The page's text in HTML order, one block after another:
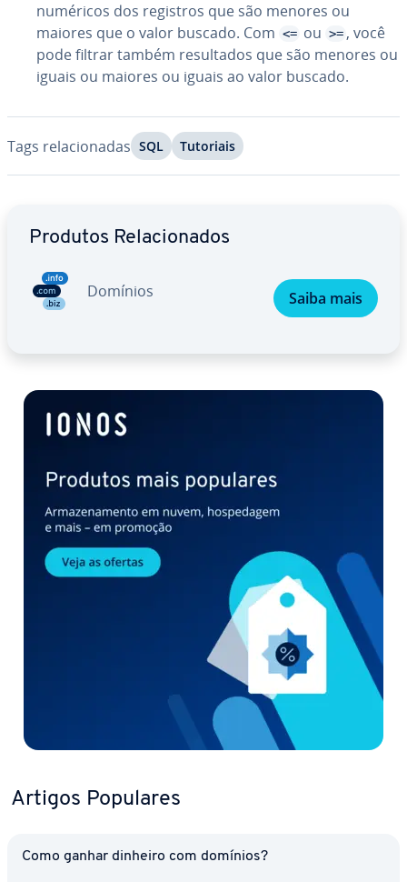
numéricos dos registros que são menores ou
maiores que o valor buscado. Com <= ou >= , você
pode filtrar também re­sul­ta­dos que são menores ou
iguais ou maiores ou iguais ao valor buscado.
Tags re­la­ci­o­na­das SQL Tutoriais
Produtos Re­la­ci­o­na­dos
Domínios Saiba mais
Artigos Populares
Como ganhar dinheiro com domínios?